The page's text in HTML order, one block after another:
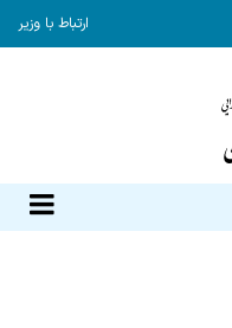
ارتباط با وزیر